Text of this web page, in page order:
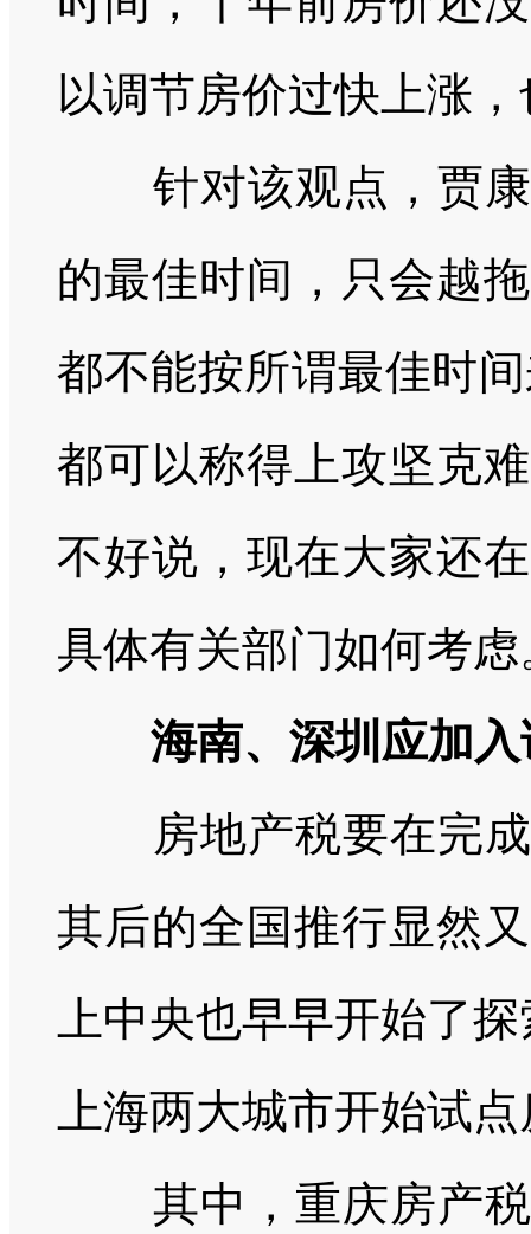
以调节房价过快上涨
针对该观点，贾
的最佳时间，只会越
都不能按所谓最佳时
都可以称得上攻坚克
不好说，现在大家还
具体有关部门如何考虑
海南、深圳应加
房地产税要在完
其后的全国推行显然
上中央也早早开始了
上海两大城市开始试
其中，重庆房产